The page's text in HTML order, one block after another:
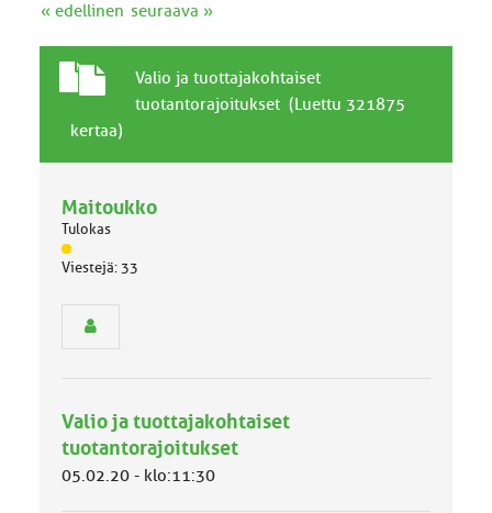
« edellinen seuraava »
a
l
n
e
n
A
i
Valio ja tuottajakohtaiset
tuotantorajoitukset (Luettu 321875
kertaa)
Maitoukko
Tulokas
J
ä
m
ä
u
Viestejä: 33
Valio ja tuottajakohtaiset
tuotantorajoitukset
05.02.20 - klo:11:30